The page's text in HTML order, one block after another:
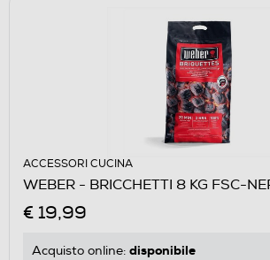
ACCESSORI CUCINA
WEBER - BRICCHETTI 8 KG FSC-
€ 19,99
Acquisto online: disponibile